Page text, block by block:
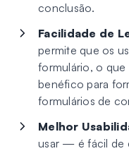
conclusão.
Facilidade de
permite que os
formulário, o que
benéfico para
formulários de
Melhor
usar — é fácil de